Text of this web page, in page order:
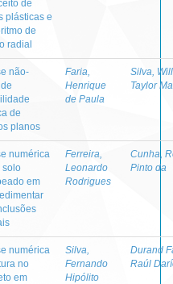
de
plásticas e
de
radial
não-
de
planos
Faria,
Henrique
de Paula
Silva,
Taylor
numérica
solo
em
Ferreira,
Leonardo
Rodrigues
Cunha,
Pinto da
numérica
no
em
Silva,
Fernando
Hipólito
Durand
Raúl